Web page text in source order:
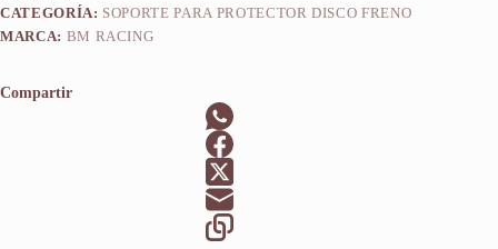
CATEGORÍA: SOPORTE PARA PROTECTOR DISCO FRENO
MARCA: BM RACING
Compartir